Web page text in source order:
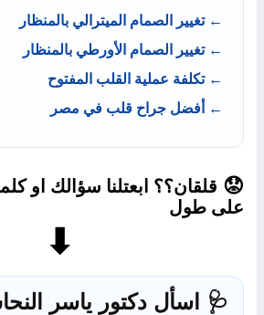
← تغيير الصمام الميترالي بالمنظار
← تغيير الصمام الأورطي بالمنظار
← تكلفة عملية القلب المفتوح
← أفضل جراح قلب في مصر
😟 قلقان؟؟ ابعتلنا سؤالك او
على طول
⬇
🩺 اسأل دكتور ياسر